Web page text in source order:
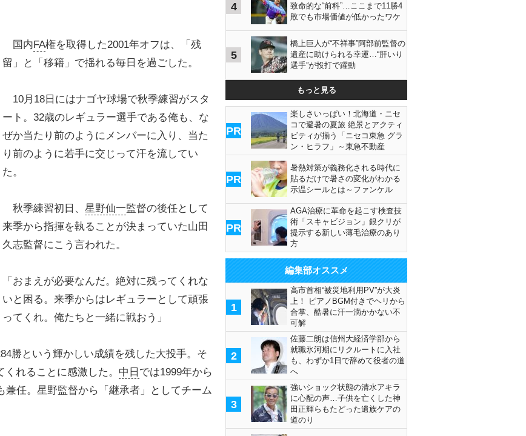
国内FA権を取得した2001年オフは、「残
留」と「移籍」で揺れる毎日を過ごした。
10月18日にはナゴヤ球場で秋季練習がスタ
ート。32歳のレギュラー選手である俺も、な
ぜか当たり前のようにメンバーに入り、当た
り前のように若手に交じって汗を流してい
た。
秋季練習初日、 星野仙一監督の後任として
来季から指揮を執ることが決まっていた山田
久志監督にこう言われた。
「おまえが必要なんだ。絶対に残ってくれな
いと困る。来季からはレギュラーとして頑張
ってくれ。俺たちと一緒に戦おう」
勝という輝かしい成績を残した大投手。そ
れることに感激した。 中日 では1999年から
任。星野監督から「継承者」としてチーム
4
致命的な“前科”…ここまで11勝4
敗でも市場価値が低かったワケ
5
橋上巨人が“不祥事”阿部前監督の
遺産に助けられる幸運…“肝いり
選手”が投打で躍動
もっと見る
PR
楽しさいっぱい！北海道・ニセ
コで避暑の夏旅 絶景とアクティ
ビティが揃う「ニセコ東急 グラ
ン・ヒラフ」～東急不動産
PR
暑熱対策が義務化される時代に
貼るだけで暑さの変化がわかる
示温シールとは～ファンケル
PR
AGA治療に革命を起こす検査技
術「スキャビジョン」銀クリが
提示する新しい薄毛治療のあり
方
編集部オススメ
1
高市首相“被災地利用PV”が大炎
上！ ピアノBGM付きでヘリから
合掌、酷暑に汗一滴かかない不
可解
2
佐藤二朗は信州大経済学部から
就職氷河期にリクルートに入社
も、わずか1日で辞めて役者の道
へ
3
強いショック状態の清水アキラ
に心配の声…子供を亡くした神
田正輝らもたどった遺族ケアの
道のり